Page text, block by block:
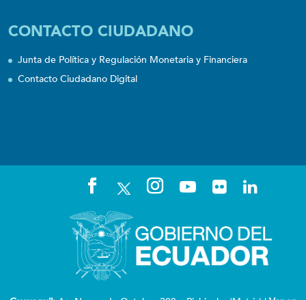
CONTACTO CIUDADANO
Junta de Política y Regulación Monetaria y Financiera
Contacto Ciudadano Digital